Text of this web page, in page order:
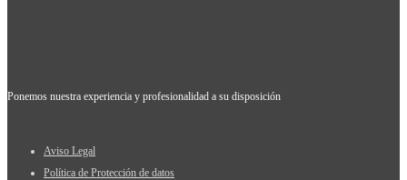
Ponemos nuestra experiencia y profesionalidad a su disposición
Aviso Legal
Política de Protección de datos